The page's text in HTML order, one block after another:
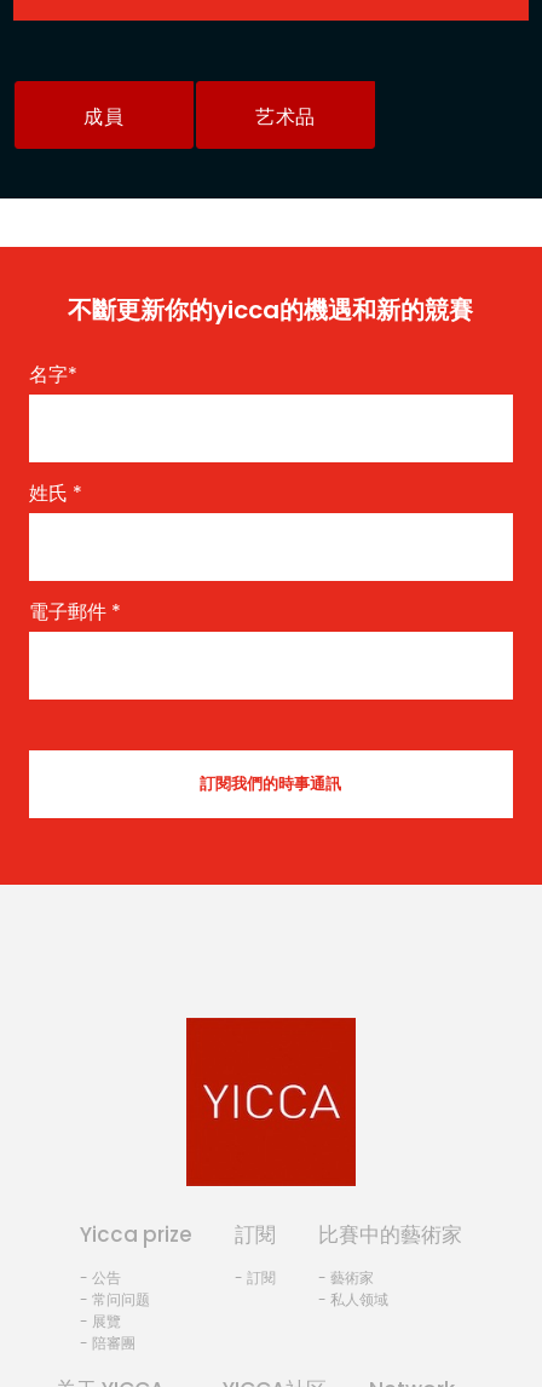
成員 艺术品
不斷更新你的yicca的機遇和新的競賽
名字*
姓氏 *
電子郵件 *
Yicca prize
- 公告
- 常问问题
- 展覽
- 陪審團
訂閱
- 訂閱
比賽中的藝術家
- 藝術家
- 私人领域